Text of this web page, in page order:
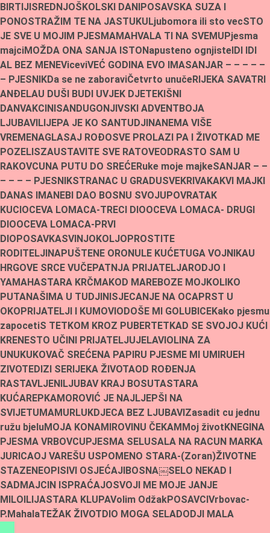
BIRTIJISREDNJOŠKOLSKI DANIPOSAVSKA SUZA I
PONOSTRAŽIM TE NA JASTUKULjubomora ili sto vecSTO
JE SVE U MOJIM PJESMAMAHVALA TI NA SVEMUPjesma
majciMOŽDA ONA SANJA ISTONapusteno ognjisteIDI IDI
AL BEZ MENEViceviVEĆ GODINA EVO IMASANJAR – – – – –
– PJESNIKDa se ne zaboraviČetvrto unučeRIJEKA SAVATRI
ANĐELAU DUŠI BUDI UVJEK DJETEKIŠNI
DANVAKCINISANDUGONJIVSKI ADVENTBOJA
LJUBAVILIJEPA JE KO SANTUDJINANEMA VIŠE
VREMENAGLASAJ ROĐOSVE PROLAZI PA I ŽIVOTKAD ME
POZELISZAUSTAVITE SVE RATOVEODRASTO SAM U
RAKOVCUNA PUTU DO SREĆERuke moje majkeSANJAR – –
– – – – PJESNIKSTRANAC U GRADUSVEKRIVAKAKVI MAJKI
DANAS IMANEBI DAO BOSNU SVOJUPOVRATAK
KUCIOCEVA LOMACA-TRECI DIOOCEVA LOMACA- DRUGI
DIOOCEVA LOMACA-PRVI
DIOPOSAVKASVINJOKOLJOPROSTITE
RODITELJINAPUŠTENE ORONULE KUĆETUGA VOJNIKAU
HRGOVE SRCE VUČEPATNJA PRIJATELJARODJO I
YAMAHASTARA KRČMAKOD MAREBOZE MOJKOLIKO
PUTANAŠIMA U TUDJINISJECANJE NA OCAPRST U
OKOPRIJATELJI I KUMOVIODOŠE MI GOLUBICEKako pjesmu
zapocetiS TETKOM KROZ PUBERTETKAD SE SVOJOJ KUĆI
KRENESTO UČINI PRIJATELJUJELAVIOLINA ZA
UNUKUKOVAČ SREĆENA PAPIRU PJESME MI UMIRUEH
ZIVOTEDIZI SERIJEKA ŽIVOTAOD ROÐENJA
RASTAVLJENILJUBAV KRAJ BOSUTASTARA
KUĆAREPKAMOROVIĆ JE NAJLJEPŠI NA
SVIJETUMAMURLUKDJECA BEZ LJUBAVIZasadit cu jednu
ružu bjeluMOJA KONAMIROVINU ČEKAMMoj životKNEGINA
PJESMA VRBOVCUPJESMA SELUSALA NA RACUN MARKA
JURICAOJ VAREŠU USPOMENO STARA-(Zoran)ŽIVOTNE
STAZENEOPISIVI OSJEĆAJIBOSNA￼SELO NEKAD I
SADMAJCIN ISPRAĆAJOSVOJI ME MOJE JANJE
MILOILIJASTARA KLUPAVolim OdžakPOSAVCIVrbovac-
P.MahalaTEŽAK ŽIVOTDIO MOGA SELADODJI MALA